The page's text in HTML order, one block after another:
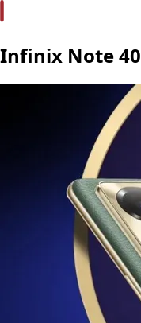
Infinix Note 40